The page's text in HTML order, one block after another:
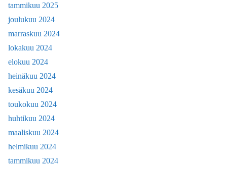
tammikuu 2025
joulukuu 2024
marraskuu 2024
lokakuu 2024
elokuu 2024
heinäkuu 2024
kesäkuu 2024
toukokuu 2024
huhtikuu 2024
maaliskuu 2024
helmikuu 2024
tammikuu 2024